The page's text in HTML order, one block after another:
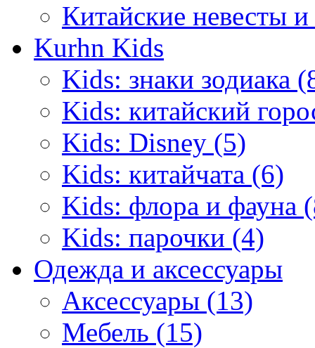
Китайские невесты
Kurhn Kids
Kids: знаки зодиака
Kids: китайский
Kids: Disney (5)
Kids: китайчата (6)
Kids: флора и фауна
Kids: парочки (4)
Одежда и аксессуары
Аксессуары (13)
Мебель (15)